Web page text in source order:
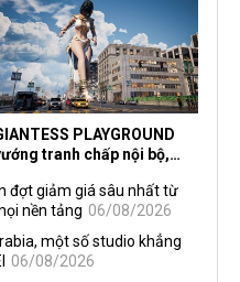
cho newbie và lão làng
PLAYGROUND
tranh chấp nội bộ,
chiếm đoạt doanh thu
đợt giảm giá sâu nhất từ
nền tảng 06/08/2026
một số studio khẳng
06/08/2026